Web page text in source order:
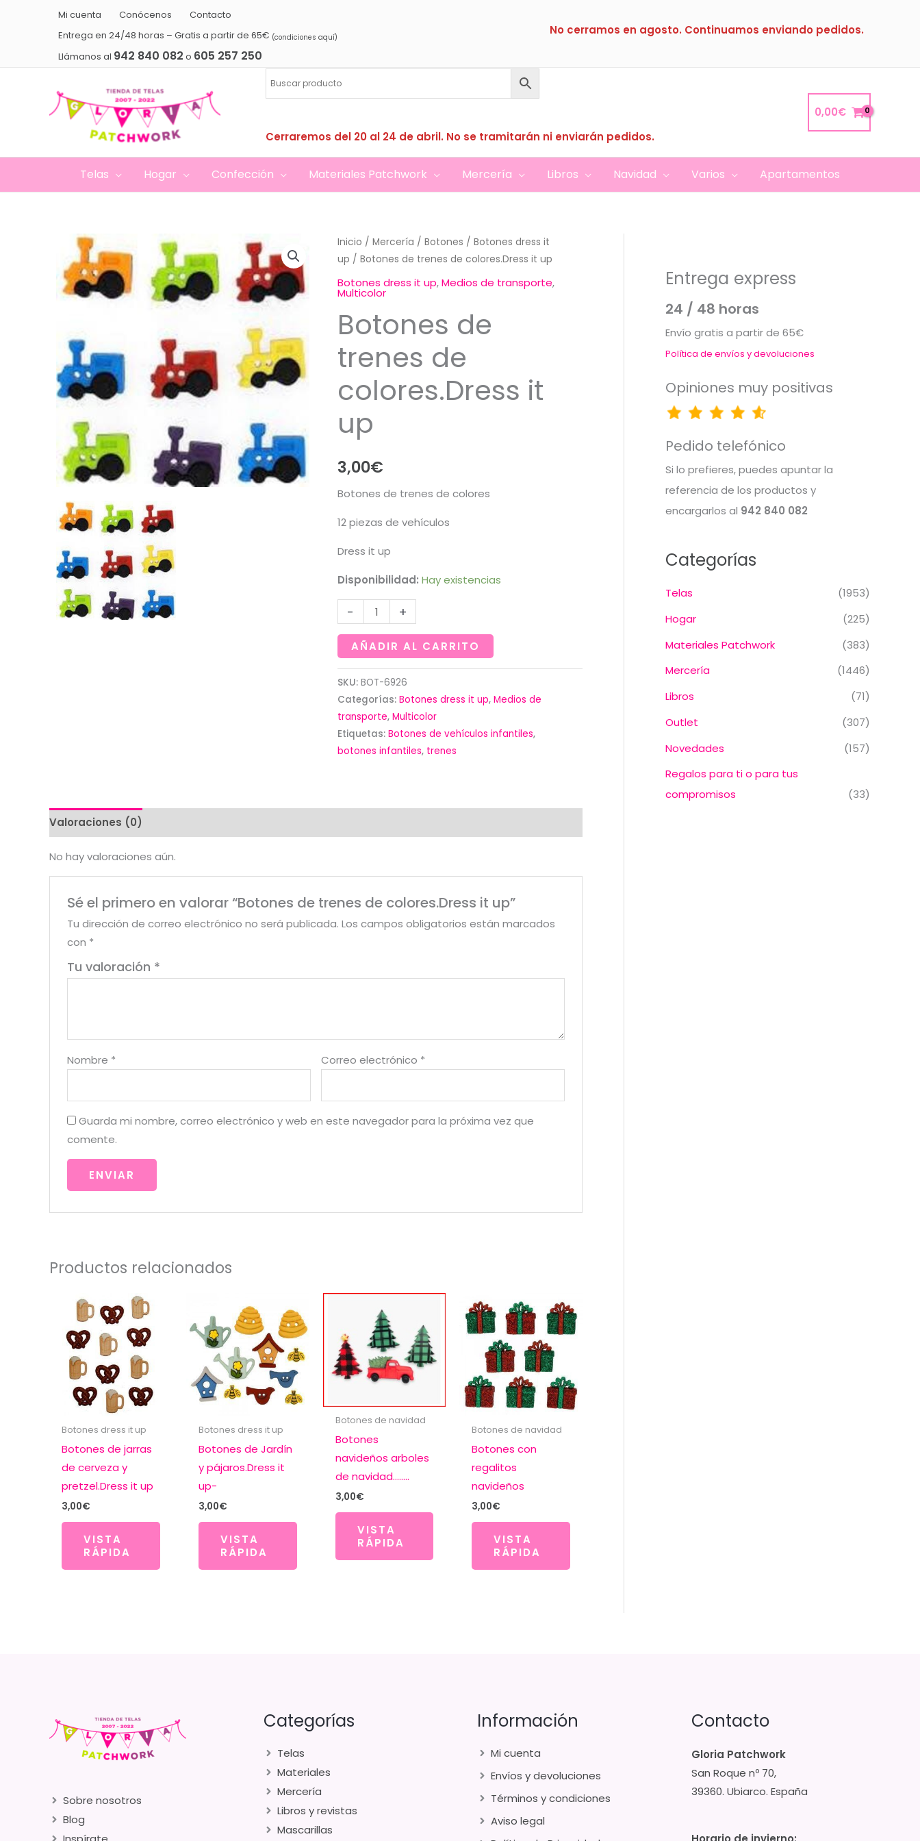
Mi cuenta Conócenos
Contacto
Entrega en 24/48 horas – Gratis a partir de 65€ (condiciones aquí)
Llámanos al 942 840 082 o 605 257 250
No cerramos en agosto. Continuamos enviando pedidos.
Cerraremos del 20 al 24 de abril. No se tramitarán ni enviarán pedidos.
0,00€
Telas Hogar Confección Materiales Patchwork Mercería Libros Navidad Varios Apartamentos
Inicio / Mercería / Botones / Botones dress it
up / Botones de trenes de colores.Dress it up
Botones dress it up,Medios de transporte,
Multicolor
Botones de
trenes de
colores.Dress it
up
3,00€
Botones de trenes de colores
12 piezas de vehículos
Dress it up
Disponibilidad: Hay existencias
-
Botones
de
trenes
colores.Dress
it
up
cantidad
+
AÑADIR AL CARRITO
SKU: BOT-6926
Categorías: Botones dress it up, Medios de
transporte, Multicolor
Etiquetas: Botones de vehículos infantiles,
botones infantiles, trenes
Valoraciones (0)
No hay valoraciones aún.
Sé el primero en valorar “Botones de trenes de colores.Dress it up”
Tu dirección de correo electrónico no será publicada. Los campos obligatorios están marcados
con *
Tu valoración *
Nombre * Correo electrónico *
Guarda mi nombre, correo electrónico y web en este navegador para la próxima vez que
comente.
Productos relacionados
Botones dress it up
Botones de jarras
de cerveza y
pretzel.Dress it up
3,00€
VISTA
RÁPIDA
Botones dress it up
Botones de Jardín
y pájaros.Dress it
up-
3,00€
VISTA
RÁPIDA
Botones de navidad
Botones
navideños arboles
de navidad……..
3,00€
VISTA
RÁPIDA
Botones de navidad
Botones con
regalitos
navideños
3,00€
VISTA
RÁPIDA
Entrega express
24 / 48 horas
Envío gratis a partir de 65€
Política de envíos y devoluciones
Opiniones muy positivas
Pedido telefónico
Si lo prefieres, puedes apuntar la
referencia de los productos y
encargarlos al 942 840 082
Categorías
Telas
(1953)
Hogar
(225)
Materiales Patchwork
(383)
Mercería
(1446)
Libros
(71)
Outlet
(307)
Novedades
(157)
Regalos para ti o para tus
compromisos
(33)
Sobre nosotros
Blog
Categorías
Telas
Materiales
Mercería
Libros y revistas
Mascarillas
Información
Mi cuenta
Envíos y devoluciones
Términos y condiciones
Aviso legal
Contacto
Gloria Patchwork
San Roque nº 70,
39360. Ubiarco. España